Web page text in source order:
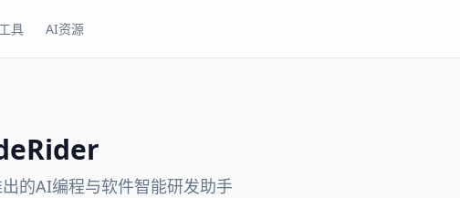
具 AI资源
的AI编程与软件智能研发助手